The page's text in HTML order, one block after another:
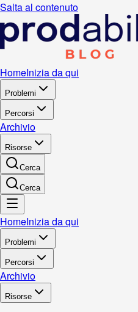
Salta al contenuto
HomeInizia da qui
Problemi
Percorsi
Archivio
Risorse
Cerca
Cerca
HomeInizia da qui
Problemi
Percorsi
Archivio
Risorse